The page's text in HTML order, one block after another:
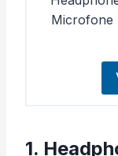
Microfone
1.